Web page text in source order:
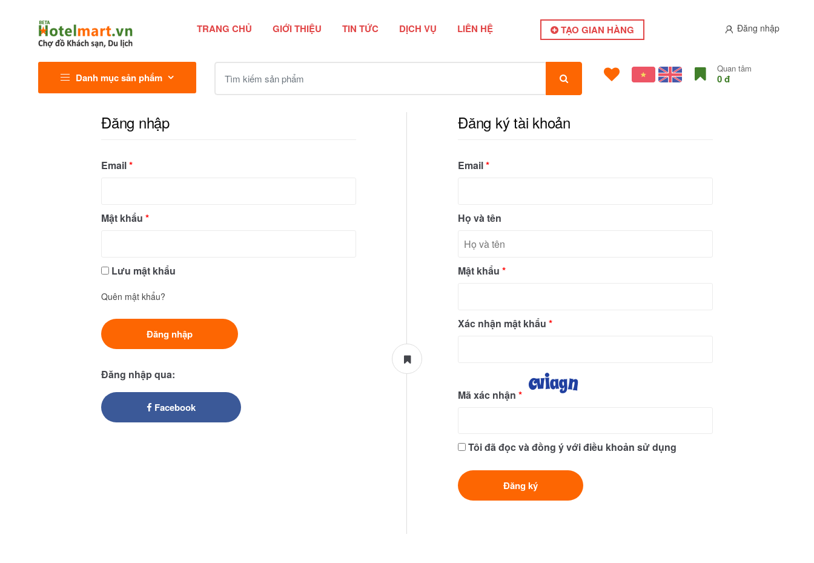
TRANG CHỦ GIỚI THIỆU TIN TỨC DỊCH VỤ LIÊN HỆ TẠO GIAN HÀNG Đăng nhập
Danh mục sản phẩm
Quan tâm
0 đ
Đăng nhập
Email*
Mật khẩu *
Lưu mật khẩu
Quên mật khẩu?
Đăng nhập qua:
Facebook
Đăng ký tài khoản
Email*
Họ và tên
Mật khẩu *
Xác nhận mật khẩu *
Mã xác nhận *
Tôi đã đọc và đồng ý với điều khoản sử dụng